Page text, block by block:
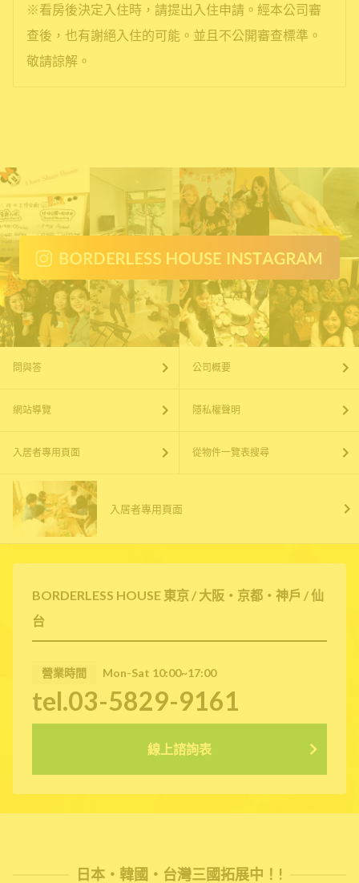
※看房後決定入住時，請提出入住申請。經本公司審
查後，也有謝絕入住的可能。並且不公開審查標準。
敬請諒解。
BORDERLESS HOUSE 東京 / 大阪・京都・神戶 / 仙
台
營業時間 Mon-Sat 10:00~17:00
tel.03-5829-9161
線上諮詢表
問與答 公司概要
網站導覽 隱私權聲明
入居者專用頁面 從物件一覽表搜尋
入居者專用頁面
日本・韓國・台灣三國拓展中！!